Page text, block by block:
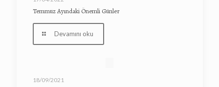
Temmuz Ayındaki Önemli Günler
Devamını oku
18/09/2021